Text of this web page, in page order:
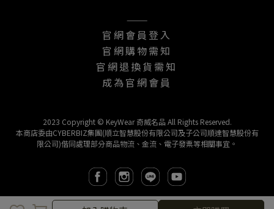
取消 完成
———
官網會員登入
官網購物需知
官網退換貨需知
成為官網會員
2023 Copyright © KeyWear 奇威名品 All Rights Reserved.
本商店委由CYBERBIZ集團(順立智慧股份有限公司及子公司順達智慧股份有
限公司)偕同處理部分商品物流、金流、電子發票等相關事宜。